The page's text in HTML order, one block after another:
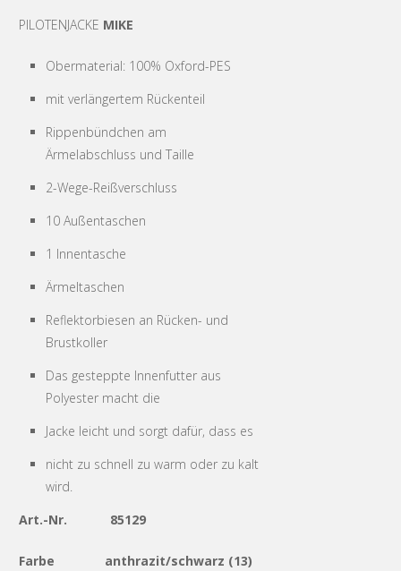
PILOTENJACKE MIKE
Obermaterial: 100% Oxford-PES
mit verlängertem Rückenteil
Rippenbündchen am
Ärmelabschluss und Taille
2-Wege-Reißverschluss
10 Außentaschen
1 Innentasche
Ärmeltaschen
Reflektorbiesen an Rücken- und
Brustkoller
Das gesteppte Innenfutter aus
Polyester macht die
Jacke leicht und sorgt dafür, dass es
nicht zu schnell zu warm oder zu kalt
wird.
Art.-Nr. 85129
Farbe anthrazit/schwarz (13)